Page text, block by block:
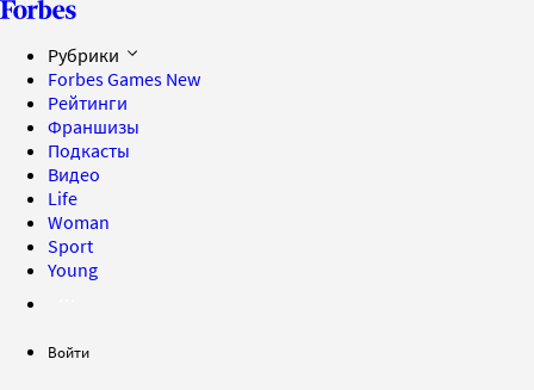
Рубрики
Forbes Games New
Рейтинги
Франшизы
Подкасты
Видео
Life
Woman
Sport
Young
Войти